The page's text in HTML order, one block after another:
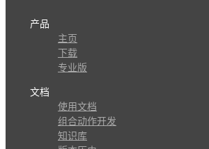
产品
主页
下载
专业版
文档
使用文档
组合动作开发
知识库